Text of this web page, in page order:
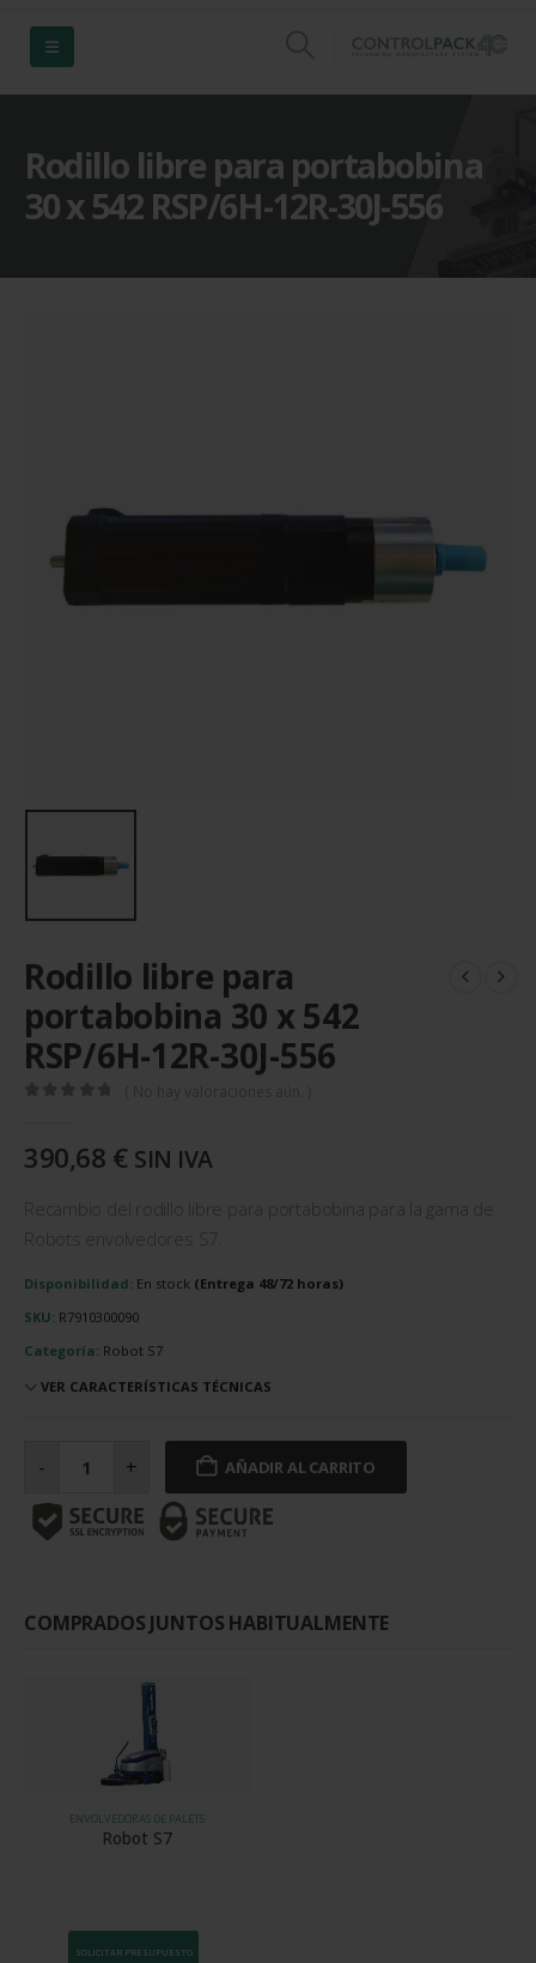
Rodillo libre para portabobina
30 x 542 RSP/6H-12R-30J-556
Rodillo libre para
portabobina 30 x 542
RSP/6H-12R-30J-556
390,68 € SIN IVA
Recambio del rodillo libre para portabobina para la gama de
Robots envolvedores S7.
Disponibilidad: En stock
SKU: R7910300090
Categoría: Robot S7
VER CARACTERÍSTICAS TÉCNICAS
- libre
para
30
x
542
cantidad
+ AÑADIR AL CARRITO
COMPRADOS JUNTOS HABITUALMENTE
ENVOLVEDORAS DE PALETS
Robot S7
SOLICITAR PRESUPUESTO